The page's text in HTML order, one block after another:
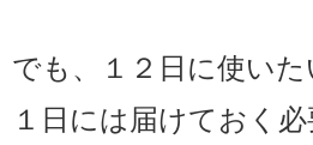
でも、１２日に使い
１日には届けておく